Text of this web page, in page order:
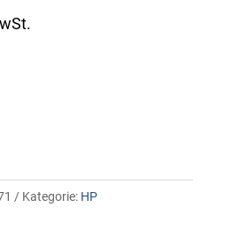
Kategorie: HP